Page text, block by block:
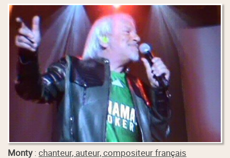
Monty:chanteur, auteur, compositeur français